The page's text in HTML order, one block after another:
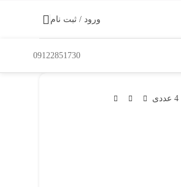
ورود / ثبت نام
09122851730